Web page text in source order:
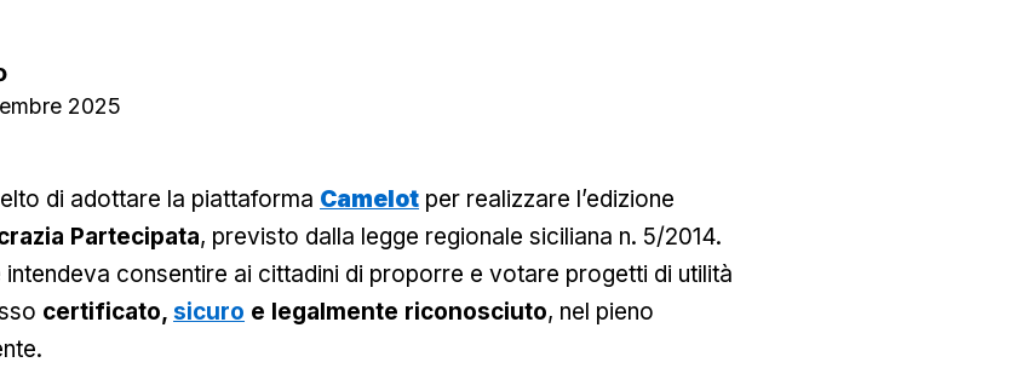
2025
di adottare la piattaforma Camelot per realizzare l’edizione
Partecipata, previsto dalla legge regionale siciliana n. 5/2014.
intendeva consentire ai cittadini di proporre e votare progetti di utilità
certificato, sicuro e legalmente riconosciuto, nel pieno